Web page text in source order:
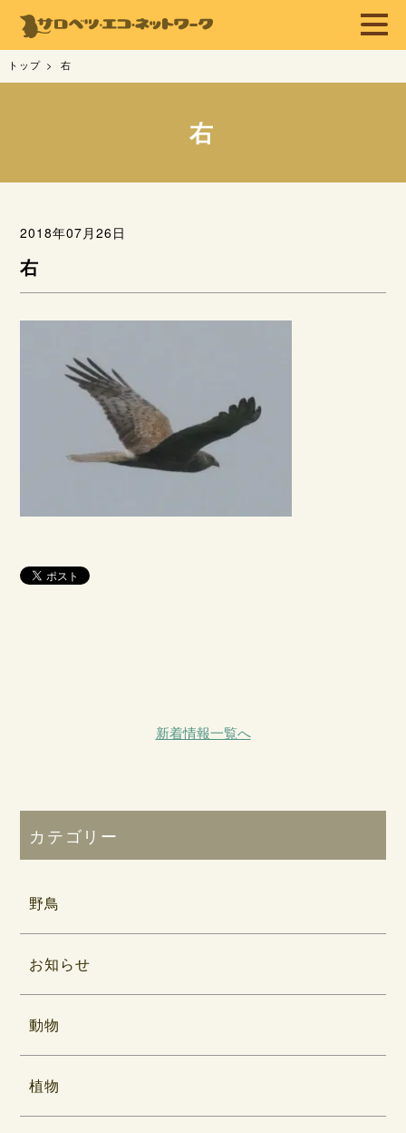
トップ 右
右
2018年07月26日
右
新着情報一覧へ
カテゴリー
野鳥
お知らせ
動物
植物